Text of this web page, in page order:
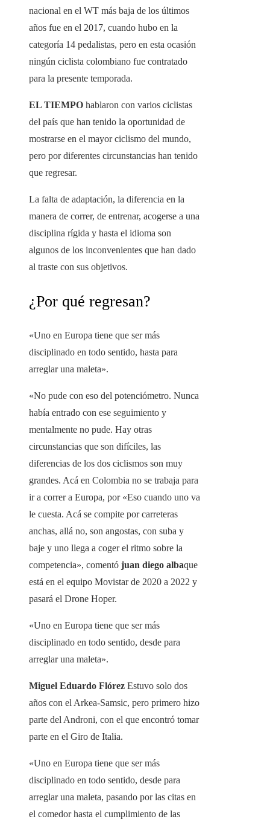
nacional en el WT más baja de los últimos
años fue en el 2017, cuando hubo en la
categoría 14 pedalistas, pero en esta ocasión
ningún ciclista colombiano fue contratado
para la presente temporada.
EL TIEMPO hablaron con varios ciclistas
del país que han tenido la oportunidad de
mostrarse en el mayor ciclismo del mundo,
pero por diferentes circunstancias han tenido
que regresar.
La falta de adaptación, la diferencia en la
manera de correr, de entrenar, acogerse a una
disciplina rígida y hasta el idioma son
algunos de los inconvenientes que han dado
al traste con sus objetivos.
¿Por qué regresan?
«Uno en Europa tiene que ser más
disciplinado en todo sentido, hasta para
arreglar una maleta».
«No pude con eso del potenciómetro. Nunca
había entrado con ese seguimiento y
mentalmente no pude. Hay otras
circunstancias que son difíciles, las
diferencias de los dos ciclismos son muy
grandes. Acá en Colombia no se trabaja para
ir a correr a Europa, por «Eso cuando uno va
le cuesta. Acá se compite por carreteras
anchas, allá no, son angostas, con suba y
baje y uno llega a coger el ritmo sobre la
competencia», comentó juan diego albaque
está en el equipo Movistar de 2020 a 2022 y
pasará el Drone Hoper.
«Uno en Europa tiene que ser más
disciplinado en todo sentido, desde para
arreglar una maleta».
Miguel Eduardo Flórez Estuvo solo dos
años con el Arkea-Samsic, pero primero hizo
parte del Androni, con el que encontró tomar
parte en el Giro de Italia.
«Uno en Europa tiene que ser más
disciplinado en todo sentido, desde para
arreglar una maleta, pasando por las citas en
el comedor hasta el cumplimiento de las